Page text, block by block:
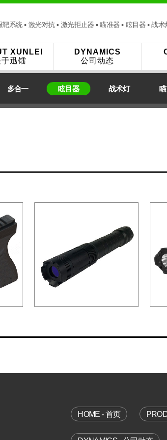
系统 ▪ 激光对抗 ▪ 激光拒止器 ▪ 瞄准器 ▪ 眩目器 ▪ 战术
XUNLEI
于迅镭
DYNAMICS
公司动态
多合一 眩目器 战术灯
HOME - 首页